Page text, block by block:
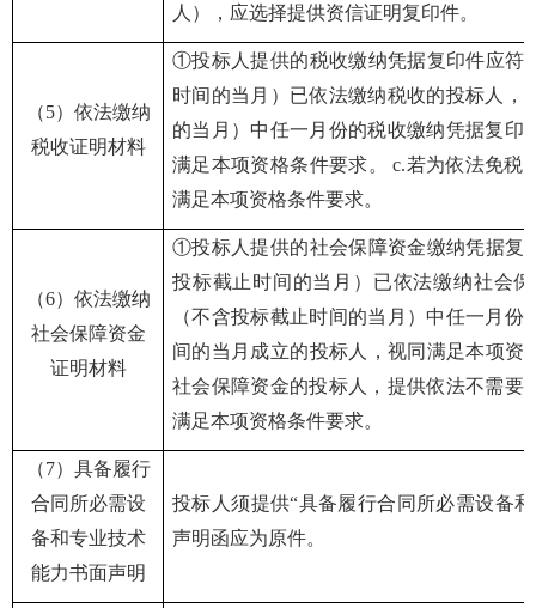
人），应选择提供资信证明复印件。
（5）依法缴纳
税收证明材料
①投标人提供的税收缴纳凭据复印件应符
时间的当月）已依法缴纳税收的投标人
的当月）中任一月份的税收缴纳凭据复印
满足本项资格条件要求。 c.若为依法免
满足本项资格条件要求。
（6）依法缴纳
社会保障资金
证明材料
①投标人提供的社会保障资金缴纳凭据复
投标截止时间的当月）已依法缴纳社会
（不含投标截止时间的当月）中任一月
间的当月成立的投标人，视同满足本项资
社会保障资金的投标人，提供依法不需要
满足本项资格条件要求。
（7）具备履行
合同所必需设
备和专业技术
能力书面声明
投标人须提供“具备履行合同所必需设备
声明函应为原件。